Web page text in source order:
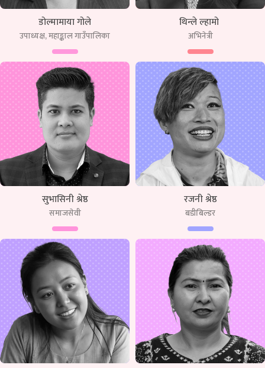
डोल्मामाया गोले
उपाध्यक्ष, महाङ्काल गाउँपालिका
थिन्ले ल्हामो
अभिनेत्री
सुभासिनी श्रेष्ठ
समाजसेवी
रजनी श्रेष्ठ
बडीबिल्डर